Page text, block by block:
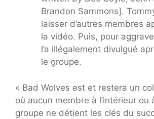
Brandon Sammons].
laisser d’autres membres
la vidéo. Puis, pour
l’a illégalement divulgué
le groupe.
« Bad Wolves est et restera un
où aucun membre à l’intérieur ou
groupe ne détient les clés du